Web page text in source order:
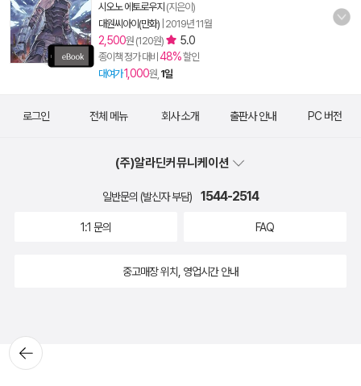
시오노 에토로우지 (지은이)
대원씨아이(만화) 2019년 11월
2,500원 (120원) 5.0
종이책 정가 대비 48%할인
대여가1,000원, 1일
뒤로가
기
로그인 전체 메뉴 회사 소개 출판사 안내 PC 버전
(주)알라딘커뮤니케이션
일반문의 (발신자 부담) 1544-2514
1:1 문의 FAQ
중고매장 위치, 영업시간 안내